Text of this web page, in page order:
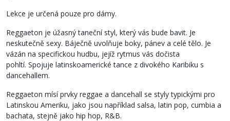
Lekce je určená pouze pro dámy.
Reggaeton je úžasný taneční styl, který vás bude bavit. Je
neskutečně sexy. Báječně uvolňuje boky, pánev a celé tělo. Je
vázán na specifickou hudbu, jejíž rytmus vás dočista
pohltí. Spojuje latinskoamerické tance z divokého Karibiku s
dancehallem.
Reggaeton mísí prvky reggae a dancehall se styly typickými pro
Latinskou Ameriku, jako jsou například salsa, latin pop, cumbia a
bachata, stejně jako hip hop, R&B.